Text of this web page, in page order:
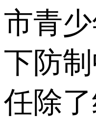
市青
下防
任除